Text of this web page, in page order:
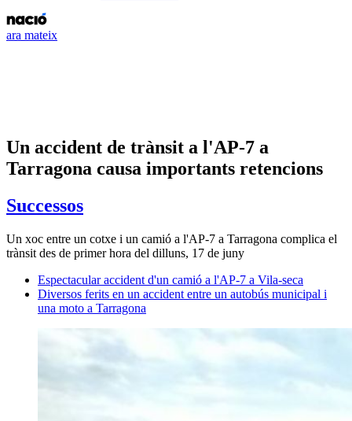
ara mateix
Un accident de trànsit a l'AP-7 a
Tarragona causa importants retencions
Successos
Un xoc entre un cotxe i un camió a l'AP-7 a Tarragona complica el
trànsit des de primer hora del dilluns, 17 de juny
Espectacular accident d'un camió a l'AP-7 a Vila-seca
Diversos ferits en un accident entre un autobús municipal i
una moto a Tarragona